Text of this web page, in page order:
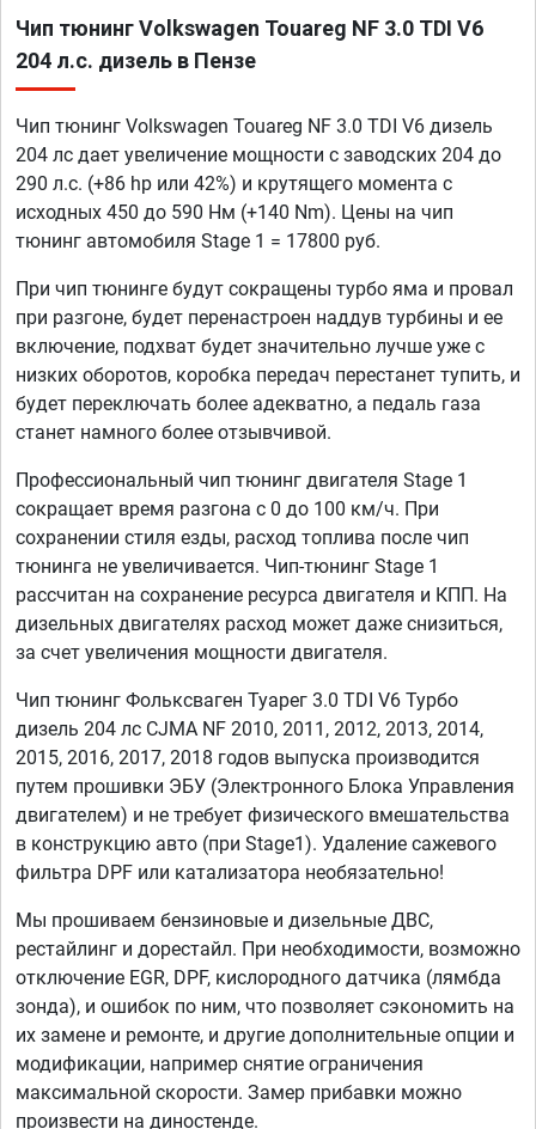
Чип тюнинг Volkswagen Touareg NF 3.0 TDI V6
204 л.с. дизель в Пензе
Чип тюнинг Volkswagen Touareg NF 3.0 TDI V6 дизель
204 лс дает увеличение мощности с заводских 204 до
290 л.с. (+86 hp или 42%) и крутящего момента с
исходных 450 до 590 Нм (+140 Nm). Цены на чип
тюнинг автомобиля Stage 1 = 17800 руб.
При чип тюнинге будут сокращены турбо яма и провал
при разгоне, будет перенастроен наддув турбины и ее
включение, подхват будет значительно лучше уже с
низких оборотов, коробка передач перестанет тупить, и
будет переключать более адекватно, а педаль газа
станет намного более отзывчивой.
Профессиональный чип тюнинг двигателя Stage 1
сокращает время разгона с 0 до 100 км/ч. При
сохранении стиля езды, расход топлива после чип
тюнинга не увеличивается. Чип-тюнинг Stage 1
рассчитан на сохранение ресурса двигателя и КПП. На
дизельных двигателях расход может даже снизиться,
за счет увеличения мощности двигателя.
Чип тюнинг Фольксваген Туарег 3.0 TDI V6 Турбо
дизель 204 лс CJMA NF 2010, 2011, 2012, 2013, 2014,
2015, 2016, 2017, 2018 годов выпуска производится
путем прошивки ЭБУ (Электронного Блока Управления
двигателем) и не требует физического вмешательства
в конструкцию авто (при Stage1). Удаление сажевого
фильтра DPF или катализатора необязательно!
Мы прошиваем бензиновые и дизельные ДВС,
рестайлинг и дорестайл. При необходимости, возможно
отключение EGR, DPF, кислородного датчика (лямбда
зонда), и ошибок по ним, что позволяет сэкономить на
их замене и ремонте, и другие дополнительные опции и
модификации, например снятие ограничения
максимальной скорости. Замер прибавки можно
произвести на диностенде.